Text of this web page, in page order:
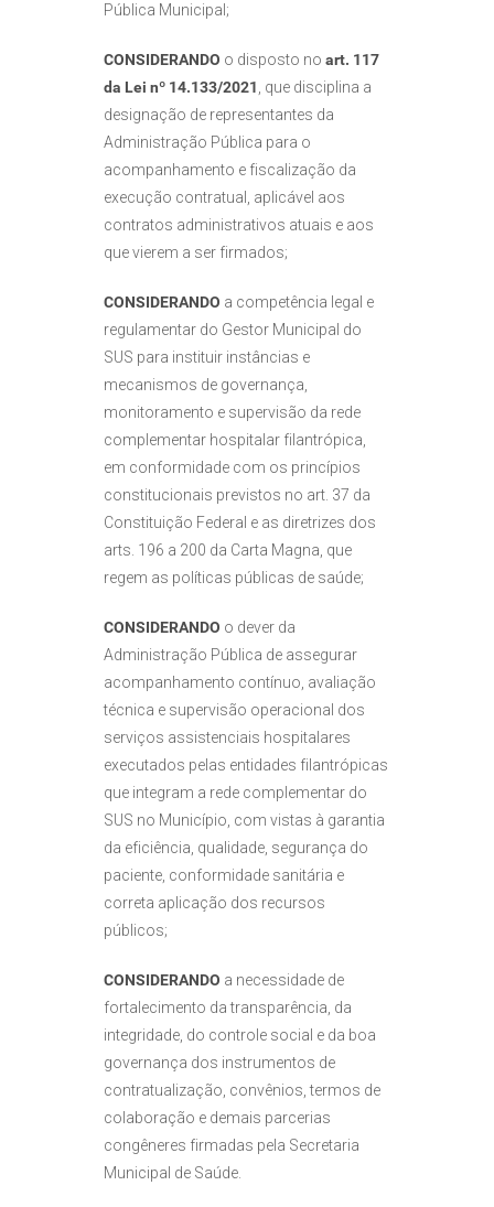
Pública Municipal;
CONSIDERANDO o disposto no art. 117
da Lei nº 14.133/2021 , que disciplina a
designação de representantes da
Administração Pública para o
acompanhamento e fiscalização da
execução contratual, aplicável aos
contratos administrativos atuais e aos
que vierem a ser firmados;
CONSIDERANDO a competência legal e
regulamentar do Gestor Municipal do
SUS para instituir instâncias e
mecanismos de governança,
monitoramento e supervisão da rede
complementar hospitalar filantrópica,
em conformidade com os princípios
constitucionais previstos no art. 37 da
Constituição Federal e as diretrizes dos
arts. 196 a 200 da Carta Magna, que
regem as políticas públicas de saúde;
CONSIDERANDO o dever da
Administração Pública de assegurar
acompanhamento contínuo, avaliação
técnica e supervisão operacional dos
serviços assistenciais hospitalares
executados pelas entidades filantrópicas
que integram a rede complementar do
SUS no Município, com vistas à garantia
da eficiência, qualidade, segurança do
paciente, conformidade sanitária e
correta aplicação dos recursos
públicos;
CONSIDERANDO a necessidade de
fortalecimento da transparência, da
integridade, do controle social e da boa
governança dos instrumentos de
contratualização, convênios, termos de
colaboração e demais parcerias
congêneres firmadas pela Secretaria
Municipal de Saúde.